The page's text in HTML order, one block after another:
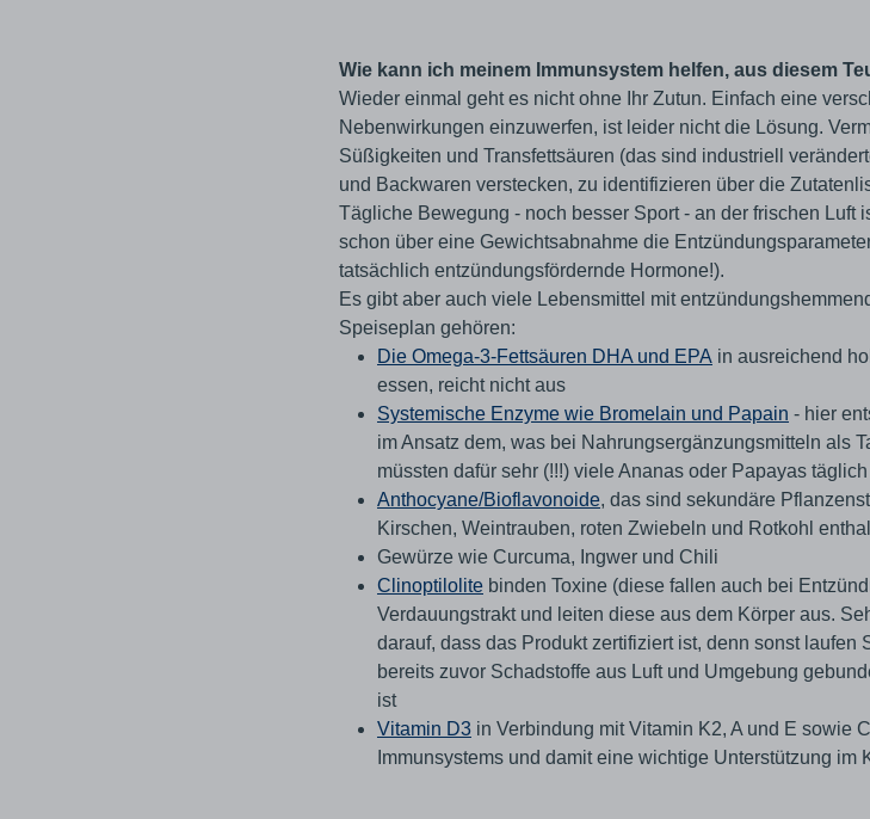
Wie kann ich meinem Immunsystem helfen, aus diesem
Wieder einmal geht es nicht ohne Ihr Zutun. Einfach eine
Nebenwirkungen einzuwerfen, ist leider nicht die Lösung.
Süßigkeiten und Transfettsäuren (das sind industriell
und Backwaren verstecken, zu identifizieren über die
Tägliche Bewegung - noch besser Sport - an der frischen Luft
schon über eine Gewichtsabnahme die
tatsächlich entzündungsfördernde Hormone!).
Es gibt aber auch viele Lebensmittel mit
Speiseplan gehören:
Die Omega-3-Fettsäuren DHA und EPA in ausreichend
essen, reicht nicht aus
Systemische Enzyme wie Bromelain und Papain - hier
im Ansatz dem, was bei Nahrungsergänzungsmitteln als
müssten dafür sehr (!!!) viele Ananas oder Papayas
Anthocyane/Bioflavonoide, das sind sekundäre
Kirschen, Weintrauben, roten Zwiebeln und Rotkohl
Gewürze wie Curcuma, Ingwer und Chili
Clinoptilolite binden Toxine (diese fallen auch bei
Verdauungstrakt und leiten diese aus dem Körper aus.
darauf, dass das Produkt zertifiziert ist, denn sonst laufen
bereits zuvor Schadstoffe aus Luft und Umgebung
ist
Vitamin D3 in Verbindung mit Vitamin K2, A und E sowie
Immunsystems und damit eine wichtige Unterstützung im